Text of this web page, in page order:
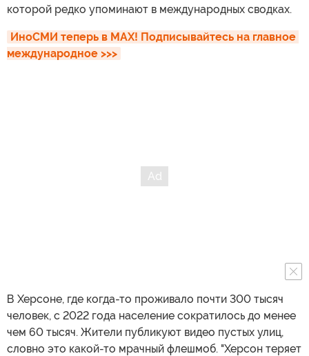
которой редко упоминают в международных сводках.
ИноСМИ теперь в MAX! Подписывайтесь на главное
международное >>>
В Херсоне, где когда-то проживало почти 300 тысяч
человек, с 2022 года население сократилось до менее
чем 60 тысяч. Жители публикуют видео пустых улиц,
словно это какой-то мрачный флешмоб. "Херсон теряет